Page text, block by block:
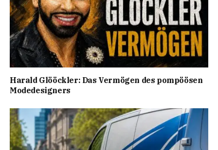
Harald Glööckler: Das Vermögen des pompöösen
Modedesigners